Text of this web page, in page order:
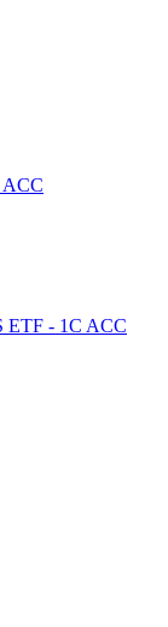
ACC
ETF - 1C ACC